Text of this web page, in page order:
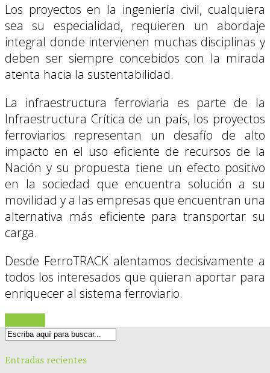
Los proyectos en la ingeniería civil, cualquiera
sea su especialidad, requieren un abordaje
integral donde intervienen muchas disciplinas y
deben ser siempre concebidos con la mirada
atenta hacia la sustentabilidad.
La infraestructura ferroviaria es parte de la
Infraestructura Crítica de un país, los proyectos
ferroviarios representan un desafío de alto
impacto en el uso eficiente de recursos de la
Nación y su propuesta tiene un efecto positivo
en la sociedad que encuentra solución a su
movilidad y a las empresas que encuentran una
alternativa más eficiente para transportar su
carga.
Desde FerroTRACK alentamos decisivamente a
todos los interesados que quieran aportar para
enriquecer al sistema ferroviario.
Entradas recientes